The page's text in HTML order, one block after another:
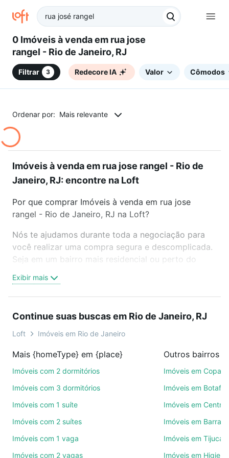
0 Imóveis à venda em rua jose
rangel - Rio de Janeiro, RJ
Filtrar 3 Redecore IA Valor Cômodos
Ordenar por: Mais relevante
Imóveis à venda em rua jose rangel - Rio de
Janeiro, RJ: encontre na Loft
Por que comprar Imóveis à venda em rua jose
rangel - Rio de Janeiro, RJ na Loft?
Nós te ajudamos durante toda a negociação para
você realizar uma compra segura e descomplicada.
Seja em um bairro mais residencial ou perto do
oferta ideal de Imóveis à venda em rua jose rangel -
Rio de Janeiro, RJ para conquistar seu sonho.
é grátis, sem compromisso e você ainda conta com
mais de 46 mil corretores e imobiliárias te ajudando
Como escolher um imóvel?
Use barra de busca no topo para pesquisar por
também pode usar os filtros como quantidade de
quartos, suítes, com ou sem vaga de garagem para
combinar perfeitamente com o preço, metragem e
Exibir mais
Continue suas buscas em Rio de Janeiro, RJ
Loft Imóveis em Rio de Janeiro
Mais {homeType} em {place}
Imóveis com 2 dormitórios
Imóveis com 3 dormitórios
Imóveis com 1 suíte
Imóveis com 2 suítes
Imóveis com 1 vaga
Imóveis com 2 vagas
Imóveis em
Imóveis em
Imóveis em Centro
Imóveis em Barra
Imóveis em Tijuca
Imóveis em